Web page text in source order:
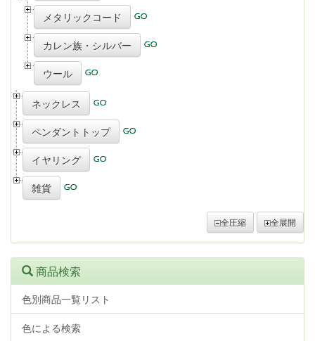
メタリックコード
カレン族・シルバー
ウール
ネックレス
ペンダントトップ
イヤリング
雑貨
全圧縮 全展開
商品検索
色別商品一覧リスト
色による検索